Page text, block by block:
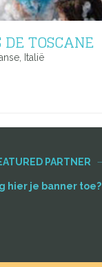
TOSCANE
Italië
PARTNER
hier je banner toe?